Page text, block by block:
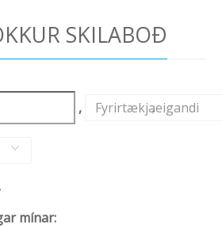
SKILABOÐ
, Fyrirtækjaeigandi
,
mínar: